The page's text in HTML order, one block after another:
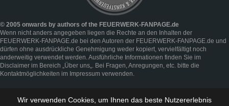
© 2005 onwards by authors of the FEUERWERK-FANPAGE.de
Wenn nicht anders angegeben liegen die Rechte an den Inhalten der
FEUERWERK-FANPAGE.de bei den Autoren der FEUERWERK-FANPAGE.de und
dürfen ohne ausdrückliche Genehmigung weder kopiert, vervielfältigt noch
anderweitig verwendet werden. Ausführliche Informationen finden Sie im
Disclaimer im Bereich „Über uns„. Bei Fragen, Anregungen, etc. bitte die
Kontaktmöglichkeiten im Impressum verwenden.
Wir verwenden Cookies, um Ihnen das beste Nutzererlebnis